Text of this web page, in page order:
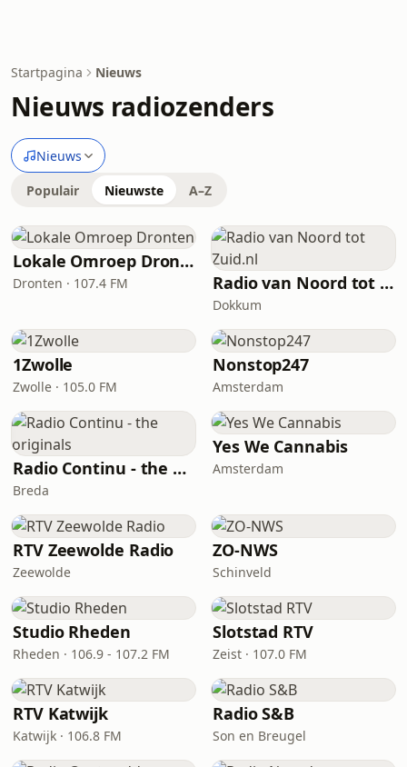
Startpagina Nieuws
Nieuws radiozenders
Nieuws
Populair Nieuwste A–Z
Lokale Omroep Dronten
Dronten · 107.4 FM Radio van Noord tot Zuid.nl
Dokkum
1Zwolle
Zwolle · 105.0 FM
Nonstop247
Amsterdam
Radio Continu - the originals
Breda
Yes We Cannabis
Amsterdam
RTV Zeewolde Radio
Zeewolde
ZO-NWS
Schinveld
Studio Rheden
Rheden · 106.9 - 107.2 FM
Slotstad RTV
Zeist · 107.0 FM
RTV Katwijk
Katwijk · 106.8 FM
Radio S&B
Son en Breugel